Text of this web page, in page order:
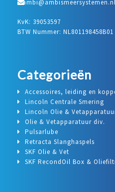
ambi@ambismeersystemen.nl
KvK: 39053597
BTW Nummer: NL801198458B01
Categorieën
Accessoires, leiding en
Lincoln Centrale Smering
Lincoln Olie &
Olie & Vetapparatuur div.
Pulsarlube
Retracta Slanghaspels
SKF Olie & Vet
SKF RecondOil Box &